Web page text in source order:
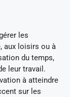
les
aux loisirs ou à
du temps,
leur travail.
à atteindre
sur les